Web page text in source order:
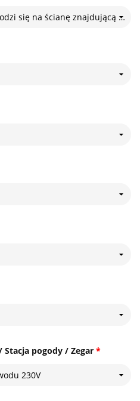
Standard LED- Światło rozchodzi się na ścianę znajdującą się za lustrem
*
Stacja pogody / Zegar
230V